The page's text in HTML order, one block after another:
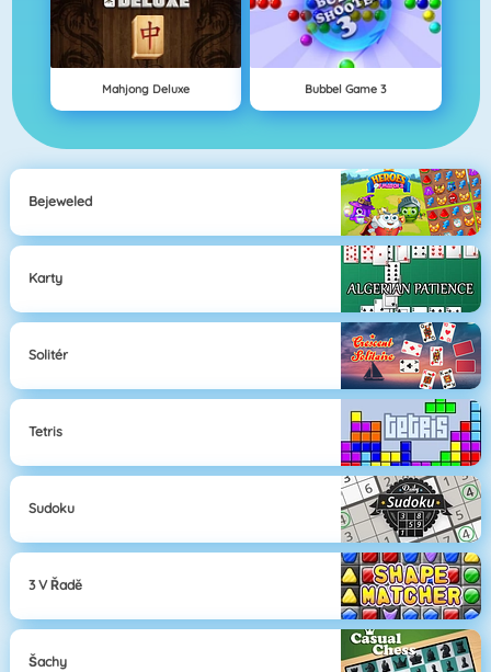
Mahjong Deluxe Bubbel Game 3
Bejeweled
Karty
Solitér
Tetris
Sudoku
3 V Řadě
Šachy